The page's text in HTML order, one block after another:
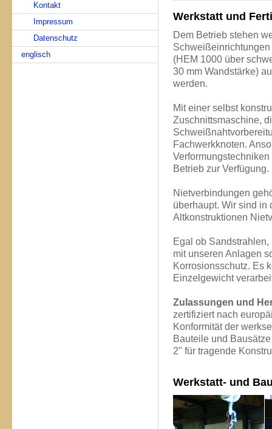
Kontakt
Impressum
Datenschutz
englisch
Werkstatt und
Dem Betrieb stehen
(HEM 1000 über
30 mm Wandstärke)
werden.
Mit einer selbst
Zuschnittsmaschine,
Fachwerkknoten.
Betrieb zur Verfügung.
Nietverbindungen
überhaupt. Wir sind in
Altkonstruktionen
Egal ob
mit unseren Anlagen
Korrosionsschutz. Es
Einzelgewicht
Zulassungen und
zertifiziert nach
Konformität der
Bauteile und
2" für tragende
Werkstatt- und